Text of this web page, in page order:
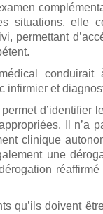
situations, elle
permettant
conduirait
infirmier et
d’identifier
Il n’a
clinique
une
qu’ils doivent